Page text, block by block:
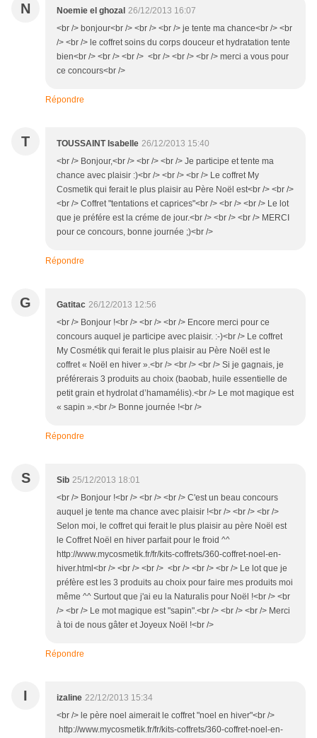
N Noemie el ghozal 26/12/2013 16:07
<br /> bonjour<br /> <br /> <br /> je tente ma chance<br /> <br
/> <br /> le coffret soins du corps douceur et hydratation tente
bien<br /> <br /> <br /> <br /> <br /> <br /> merci a vous pour
ce concours<br />
Répondre
T TOUSSAINT Isabelle 26/12/2013 15:40
<br /> Bonjour,<br /> <br /> <br /> Je participe et tente ma
chance avec plaisir :)<br /> <br /> <br /> Le coffret My
Cosmetik qui ferait le plus plaisir au Père Noël est<br /> <br />
<br /> Coffret "tentations et caprices"<br /> <br /> <br /> Le lot
que je préfére est la créme de jour.<br /> <br /> <br /> MERCI
pour ce concours, bonne journée ;)<br />
Répondre
G Gatitac 26/12/2013 12:56
<br /> Bonjour !<br /> <br /> <br /> Encore merci pour ce
concours auquel je participe avec plaisir. :-)<br /> Le coffret
My Cosmétik qui ferait le plus plaisir au Père Noël est le
coffret « Noël en hiver ».<br /> <br /> <br /> Si je gagnais, je
préférerais 3 produits au choix (baobab, huile essentielle de
petit grain et hydrolat d’hamamélis).<br /> Le mot magique est
« sapin ».<br /> Bonne journée !<br />
Répondre
S Sib 25/12/2013 18:01
<br /> Bonjour !<br /> <br /> <br /> C'est un beau concours
auquel je tente ma chance avec plaisir !<br /> <br /> <br />
Selon moi, le coffret qui ferait le plus plaisir au père Noël est
le Coffret Noël en hiver parfait pour le froid ^^
http://www.mycosmetik.fr/fr/kits-coffrets/360-coffret-noel-en-
hiver.html<br /> <br /> <br /> <br /> <br /> <br /> Le lot que je
préfère est les 3 produits au choix pour faire mes produits moi
même ^^ Surtout que j'ai eu la Naturalis pour Noël !<br /> <br
/> <br /> Le mot magique est "sapin".<br /> <br /> <br /> Merci
à toi de nous gâter et Joyeux Noël !<br />
Répondre
I izaline 22/12/2013 15:34
<br /> le père noel aimerait le coffret "noel en hiver"<br />
http://www.mycosmetik.fr/fr/kits-coffrets/360-coffret-noel-en-